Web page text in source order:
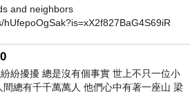
and neighbors
紛擾擾 總是沒有個事實 世上不只一位小
間總有千千萬萬人 他們心中有著一座山 梁